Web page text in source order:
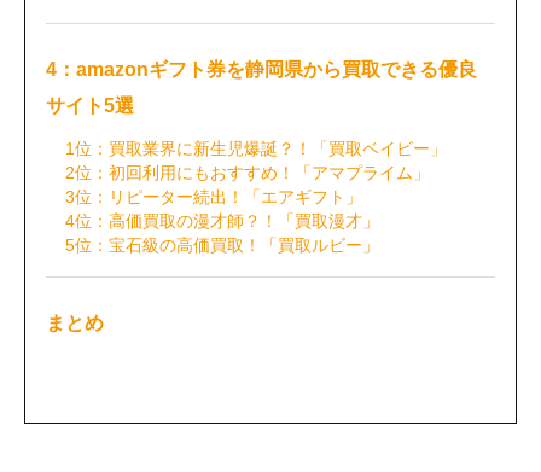
4：amazonギフト券を静岡県から買取できる優良
サイト5選
1位：買取業界に新生児爆誕？！「買取ベイビー」
2位：初回利用にもおすすめ！「アマプライム」
3位：リピーター続出！「エアギフト」
4位：高価買取の漫才師？！「買取漫才」
5位：宝石級の高価買取！「買取ルビー」
まとめ